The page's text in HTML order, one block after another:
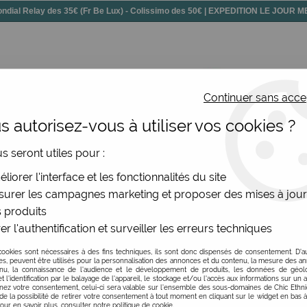
Relay des 35€ (Fr Be Lux) - Colissimo des 50€ | EXPEDITION LE JOUR
Chaussures Bijoux
Ligne -60%
aimez pour des petits prix et un grand plaisir ! A
Mékong, Surkana, et toutes les marques originales,
Continuer sans
autorisez-vous à utiliser vos cookies ?
seront utiles pour :
l'interface et les fonctionnalités du site
les campagnes marketing et proposer des mises à
produits
l'authentification et surveiller les erreurs techniques
sont nécessaires à des fins techniques, ils sont donc dispensés de consentement.
peuvent être utilisés pour la personnalisation des annonces et du contenu, la mesure des
la connaissance de l'audience et le développement de produits, les données de
l'identification par le balayage de l'appareil, le stockage et/ou l'accès aux informations sur un
votre consentement, celui-ci sera valable sur l’ensemble des sous-domaines de Chic
la possibilité de retirer votre consentement à tout moment en cliquant sur le widget en bas
en savoir plus, consulter notre politique de cookie.